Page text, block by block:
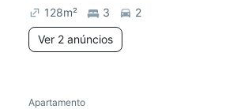
128m² 3
2
Ver 2 anúncios
Apartamento